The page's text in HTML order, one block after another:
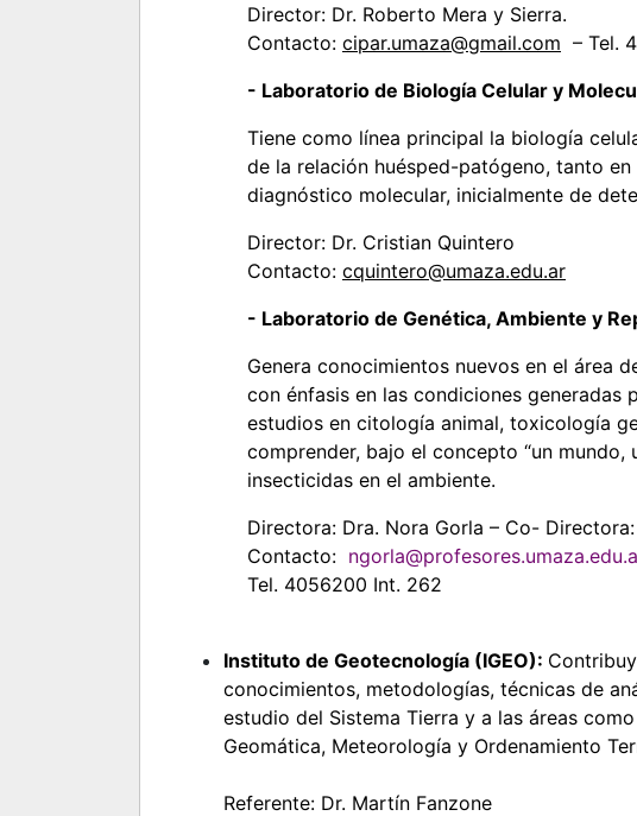
Director: Dr. Roberto Mera y Sierra.
Contacto: cipar.umaza@gmail.com – Tel.
- Laboratorio de Biología Celular y
Tiene como línea principal la biología
de la relación huésped-patógeno, tanto
diagnóstico molecular, inicialmente de
Director: Dr. Cristian Quintero
Contacto: cquintero@umaza.edu.ar
- Laboratorio de Genética, Ambiente y
Genera conocimientos nuevos en el área
con énfasis en las condiciones generadas
estudios en citología animal, toxicología
comprender, bajo el concepto “un mundo,
insecticidas en el ambiente.
Directora: Dra. Nora Gorla – Co-
Contacto:
Tel. 4056200 Int. 262
Instituto de Geotecnología (IGEO):
conocimientos, metodologías, técnicas de
estudio del Sistema Tierra y a las áreas
Geomática, Meteorología y Ordenamiento
Referente: Dr. Martín Fanzone